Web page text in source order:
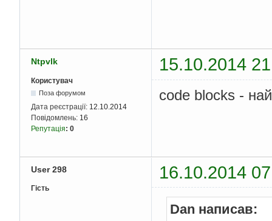
Ntpvlk 15.10.2014
Користувач
Поза форумом
Дата реєстрації: 12.10.2014
Повідомлень: 16
Репутація: 0
code blocks -
User 298 16.10.2014
Гість
Dan написав: